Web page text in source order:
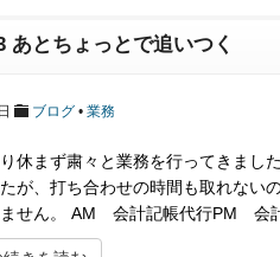
あとちょっとで追いつく
ブログ • 業務
休まず粛々と業務を行ってきまし
が、打ち合わせの時間も取れない
せん。 AM 会計記帳代行PM 会